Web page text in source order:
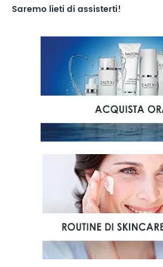
Saremo lieti di assisterti!